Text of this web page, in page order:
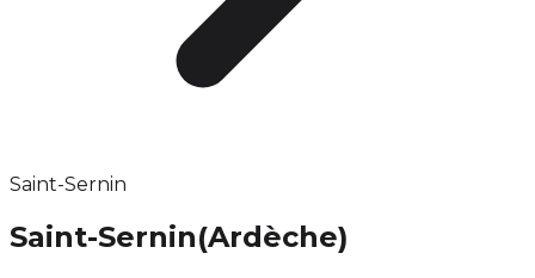
Saint-Sernin
Saint-Sernin(Ardèche)